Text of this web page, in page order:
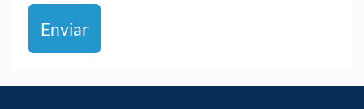
Enviar